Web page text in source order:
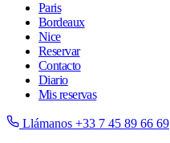
Paris
Bordeaux
Nice
Reservar
Contacto
Diario
Mis reservas
Llámanos +33 7 45 89 66 69